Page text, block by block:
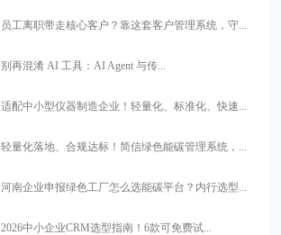
员工离职带走核心客户？靠这套客户管理系统，守...
别再混淆 AI 工具：AI Agent 与传...
适配中小型仪器制造企业！轻量化、标准化、快速...
轻量化落地、合规达标！简信绿色能碳管理系统，...
河南企业申报绿色工厂怎么选能碳平台？内行选型...
2026中小企业CRM选型指南！6款可免费试...